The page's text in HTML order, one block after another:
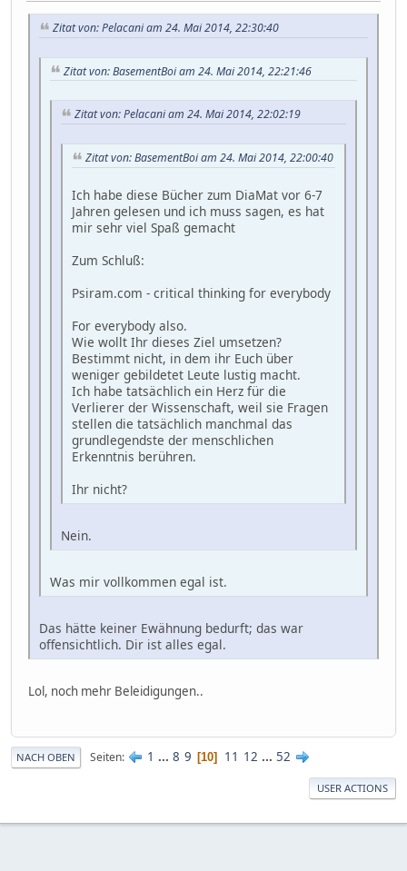
Zitat von: Pelacani am 24. Mai 2014, 22:30:40
Zitat von: BasementBoi am 24. Mai 2014, 22:21:46
Zitat von: Pelacani am 24. Mai 2014, 22:02:19
Zitat von: BasementBoi am 24. Mai 2014, 22:00:40
Ich habe diese Bücher zum DiaMat vor 6-7
Jahren gelesen und ich muss sagen, es hat
mir sehr viel Spaß gemacht
Zum Schluß:
Psiram.com - critical thinking for everybody
For everybody also.
Wie wollt Ihr dieses Ziel umsetzen?
Bestimmt nicht, in dem ihr Euch über
weniger gebildetet Leute lustig macht.
Ich habe tatsächlich ein Herz für die
Verlierer der Wissenschaft, weil sie Fragen
stellen die tatsächlich manchmal das
grundlegendste der menschlichen
Erkenntnis berühren.
Ihr nicht?
Nein.
Was mir vollkommen egal ist.
Das hätte keiner Ewähnung bedurft; das war
offensichtlich. Dir ist alles egal.
Lol, noch mehr Beleidigungen..
NACH OBEN Seiten 1 ... 8 9 10 11 12 ... 52
USER ACTIONS